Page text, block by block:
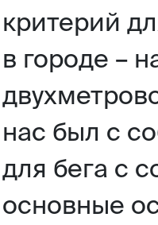
критерий
в городе –
нас был с
для бега с
основные